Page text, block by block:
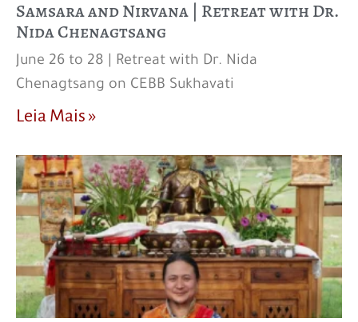
Samsara and Nirvana | Retreat with Dr.
Nida Chenagtsang
June 26 to 28 | Retreat with Dr. Nida
Chenagtsang on CEBB Sukhavati
Leia Mais »